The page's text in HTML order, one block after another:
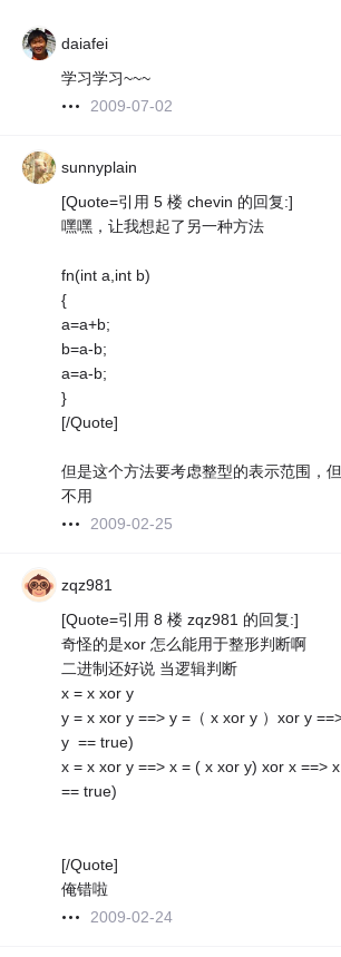
daiafei
学习学习~~~
2009-07-02
sunnyplain
[Quote=引用 5 楼 chevin 的回复:]
嘿嘿，让我想起了另一种方法
fn(int a,int b)
{
a=a+b;
b=a-b;
a=a-b;
}
[/Quote]
但是这个方法要考虑整型的表示范围，
不用
2009-02-25
zqz981
[Quote=引用 8 楼 zqz981 的回复:]
奇怪的是xor 怎么能用于整形判断啊
二进制还好说 当逻辑判断
x = x xor y
y = x xor y ==> y =（ x xor y ）xor y
y == true)
x = x xor y ==> x = ( x xor y) xor x ==>
== true)
[/Quote]
俺错啦
2009-02-24